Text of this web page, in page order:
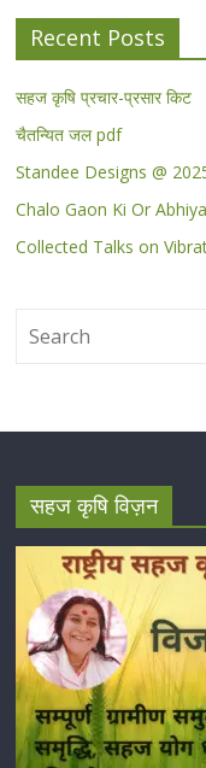
Recent Posts
सहज कृषि प्रचार-प्रसार किट
चैतन्यित जल pdf
Standee Designs @
Chalo Gaon Ki Or
Collected Talks on
सहज कृषि विज़न